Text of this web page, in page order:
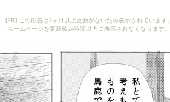
[PR] この広告は3ヶ月以上更新がないため表示されています。
ホームページを更新後24時間以内に表示されなくなります。